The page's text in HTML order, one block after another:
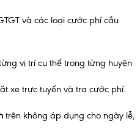
và các loại cước phí cầu
vị trí cụ thể trong từng huyện
xe trực tuyến và tra cước phí.
trên không áp dụng cho ngày lễ,